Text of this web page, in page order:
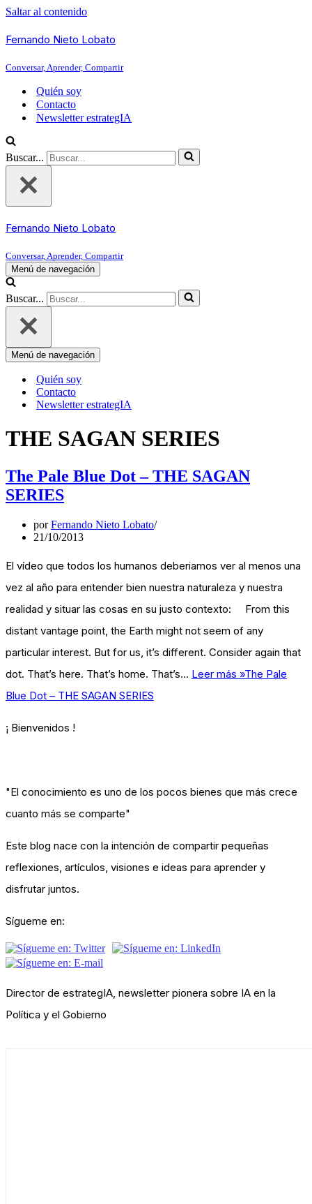
Saltar al contenido
Fernando Nieto Lobato
Conversar, Aprender, Compartir
Quién soy
Contacto
Newsletter estrategIA
Buscar...
Fernando Nieto Lobato
Conversar, Aprender, Compartir
Menú de navegación
Buscar...
Menú de navegación
Quién soy
Contacto
Newsletter estrategIA
THE SAGAN SERIES
The Pale Blue Dot – THE SAGAN
SERIES
porFernando Nieto Lobato
21/10/2013
El vídeo que todos los humanos deberiamos ver al menos una
vez al año para entender bien nuestra naturaleza y nuestra
realidad y situar las cosas en su justo contexto: From this
distant vantage point, the Earth might not seem of any
particular interest. But for us, it’s different. Consider again that
dot. That’s here. That’s home. That’s… Leer más »The Pale
Blue Dot – THE SAGAN SERIES
¡ Bienvenidos !
"El conocimiento es uno de los pocos bienes que más crece
cuanto más se comparte"
Este blog nace con la intención de compartir pequeñas
reflexiones, artículos, visiones e ideas para aprender y
disfrutar juntos.
Sígueme en:
Director de estrategIA, newsletter pionera sobre IA en la
Política y el Gobierno